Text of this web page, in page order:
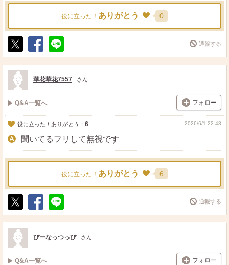
役に立った！ ありがとう 0
ポ
ス
ト
シ
ェ
送
る
通報する
華花華花7557 さん
Q&A一覧へ フォロー
役に立った！ありがとう： 6 2026/6/1 22:48
聞いてるフリして無視です
役に立った！ ありがとう 6
ポ
ス
ト
シ
ェ
送
る
通報する
ぴーなっつっぴ さん
Q&A一覧へ フォロー